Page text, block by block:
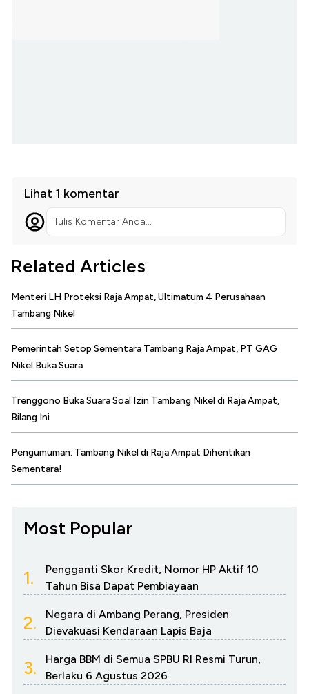
Lihat 1 komentar
Tulis Komentar Anda...
Related Articles
Menteri LH Proteksi Raja Ampat, Ultimatum 4 Perusahaan
Tambang Nikel
Pemerintah Setop Sementara Tambang Raja Ampat, PT GAG
Nikel Buka Suara
Trenggono Buka Suara Soal Izin Tambang Nikel di Raja Ampat,
Bilang Ini
Pengumuman: Tambang Nikel di Raja Ampat Dihentikan
Sementara!
Most Popular
1.
Pengganti Skor Kredit, Nomor HP Aktif 10
Tahun Bisa Dapat Pembiayaan
2.
Negara di Ambang Perang, Presiden
Dievakuasi Kendaraan Lapis Baja
3.
Harga BBM di Semua SPBU RI Resmi Turun,
Berlaku 6 Agustus 2026